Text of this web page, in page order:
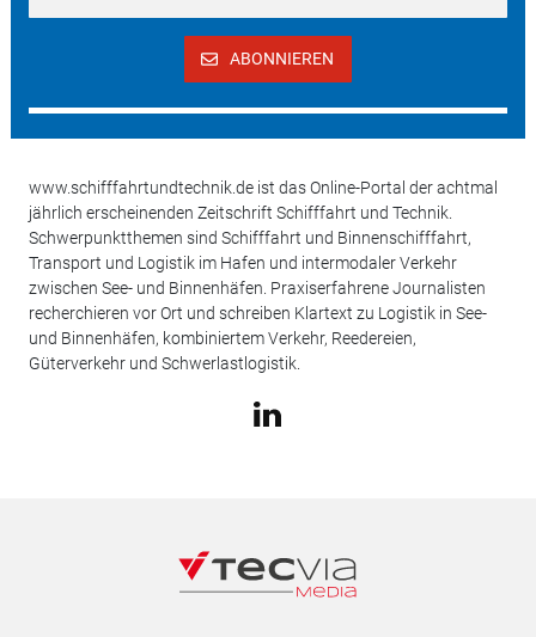
ABONNIEREN
www.schifffahrtundtechnik.de ist das Online-Portal der achtmal
jährlich erscheinenden Zeitschrift Schifffahrt und Technik.
Schwerpunktthemen sind Schifffahrt und Binnenschifffahrt,
Transport und Logistik im Hafen und intermodaler Verkehr
zwischen See- und Binnenhäfen. Praxiserfahrene Journalisten
recherchieren vor Ort und schreiben Klartext zu Logistik in See-
und Binnenhäfen, kombiniertem Verkehr, Reedereien,
Güterverkehr und Schwerlastlogistik.